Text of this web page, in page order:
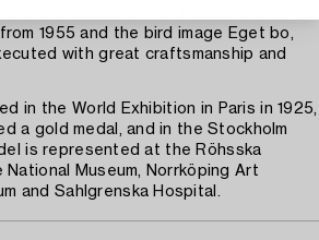
more famous works include the
1955 and the bird image Eget bo,
with great craftsmanship and
in the World Exhibition in Paris in 1925,
a gold medal, and in the Stockholm
is represented at the Röhsska
Museum, Norrköping Art
and Sahlgrenska Hospital.